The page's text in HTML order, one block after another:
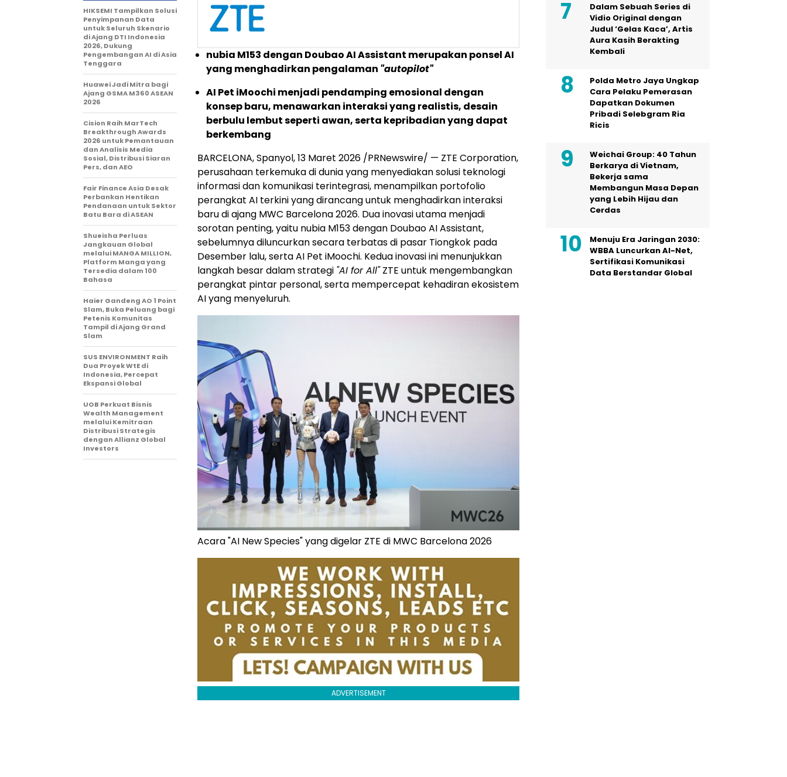
nubia M153 dengan Doubao AI Assistant merupakan ponsel AI
yang menghadirkan pengalaman "autopilot"
AI Pet iMoochi menjadi pendamping emosional dengan
konsep baru, menawarkan interaksi yang realistis, desain
berbulu lembut seperti awan, serta kepribadian yang dapat
berkembang
BARCELONA, Spanyol,13 Maret 2026 /PRNewswire/ — ZTE Corporation,
perusahaan terkemuka di dunia yang menyediakan solusi teknologi
informasi dan komunikasi terintegrasi, menampilkan portofolio
perangkat AI terkini yang dirancang untuk menghadirkan interaksi
baru di ajang MWC Barcelona 2026. Dua inovasi utama menjadi
sorotan penting, yaitu nubia M153 dengan Doubao AI Assistant,
sebelumnya diluncurkan secara terbatas di pasar Tiongkok pada
Desember lalu, serta AI Pet iMoochi. Kedua inovasi ini menunjukkan
langkah besar dalam strategi "AI for All"ZTE untuk mengembangkan
perangkat pintar personal, serta mempercepat kehadiran ekosistem
AI yang menyeluruh.
Acara "AI New Species" yang digelar ZTE di MWC Barcelona 2026
ADVERTISEMENT
HIKSEMI Tampilkan Solusi
Penyimpanan Data
untuk Seluruh Skenario
di Ajang DTI Indonesia
2026, Dukung
Pengembangan AI di Asia
Tenggara
Huawei Jadi Mitra bagi
Ajang GSMA M360 ASEAN
2026
Cision Raih MarTech
Breakthrough Awards
2026 untuk Pemantauan
dan Analisis Media
Sosial, Distribusi Siaran
Pers, dan AEO
Fair Finance Asia Desak
Perbankan Hentikan
Pendanaan untuk Sektor
Batu Bara di ASEAN
Shueisha Perluas
Jangkauan Global
melalui MANGA MILLION,
Platform Manga yang
Tersedia dalam 100
Bahasa
Haier Gandeng AO 1 Point
Slam, Buka Peluang bagi
Petenis Komunitas
Tampil di Ajang Grand
Slam
SUS ENVIRONMENT Raih
Dua Proyek WtE di
Indonesia, Percepat
Ekspansi Global
UOB Perkuat Bisnis
Wealth Management
melalui Kemitraan
Distribusi Strategis
dengan Allianz Global
Investors
Dalam Sebuah Series di
Vidio Original dengan
Judul ‘Gelas Kaca’, Artis
Aura Kasih Berakting
Kembali
Polda Metro Jaya Ungkap
Cara Pelaku Pemerasan
Dapatkan Dokumen
Pribadi Selebgram Ria
Ricis
Weichai Group: 40 Tahun
Berkarya di Vietnam,
Bekerja sama
Membangun Masa Depan
yang Lebih Hijau dan
Cerdas
Menuju Era Jaringan 2030:
WBBA Luncurkan AI-Net,
Sertifikasi Komunikasi
Data Berstandar Global